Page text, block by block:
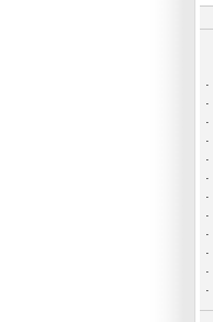
.
.
.
.
.
.
.
.
.
.
.
.